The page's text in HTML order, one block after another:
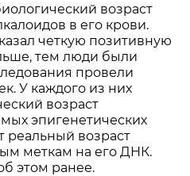
возраст
в его крови.
четкую позитивную
тем люди были
провели
У каждого из них
возраст
эпигенетических
реальный возраст
меткам на его ДНК.
этом ранее.